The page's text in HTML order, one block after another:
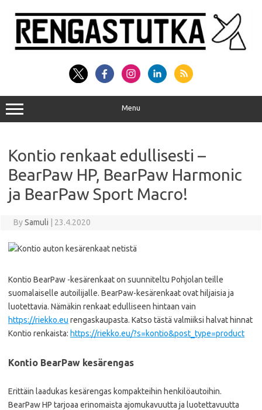
content
Menu
Kontio renkaat edullisesti –
BearPaw HP, BearPaw Harmonic
ja BearPaw Sport Macro!
BySamuli 23.4.2020
Kontio BearPaw -kesärenkaat on suunniteltu Pohjolan teille
suomalaiselle autoilijalle. BearPaw-kesärenkaat ovat hiljaisia ja
luotettavia. Nämäkin renkaat edulliseen hintaan vain
https://riekko.eu rengaskaupasta. Katso tästä valmiiksi halvat hinnat
Kontio renkaista: https://riekko.eu/?s=kontio&post_type=product
Kontio BearPaw kesärengas
Erittäin laadukas kesärengas kompakteihin henkilöautoihin.
BearPaw HP tarjoaa erinomaista ajomukavuutta ja luotettavuutta